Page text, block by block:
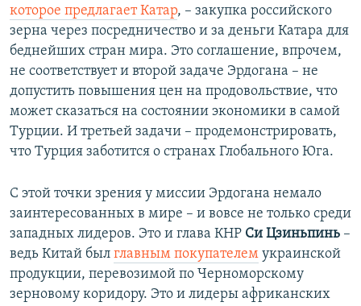
которое предлагает Катар, – закупка российского
зерна через посредничество и за деньги Катара для
беднейших стран мира. Это соглашение, впрочем,
не соответствует и второй задаче Эрдогана – не
допустить повышения цен на продовольствие, что
может сказаться на состоянии экономики в самой
Турции. И третьей задачи – продемонстрировать,
что Турция заботится о странах Глобального Юга.
С этой точки зрения у миссии Эрдогана немало
заинтересованных в мире – и вовсе не только среди
западных лидеров. Это и глава КНР Си Цзиньпинь –
ведь Китай был главным покупателем украинской
продукции, перевозимой по Черноморскому
зерновому коридору. Это и лидеры африканских